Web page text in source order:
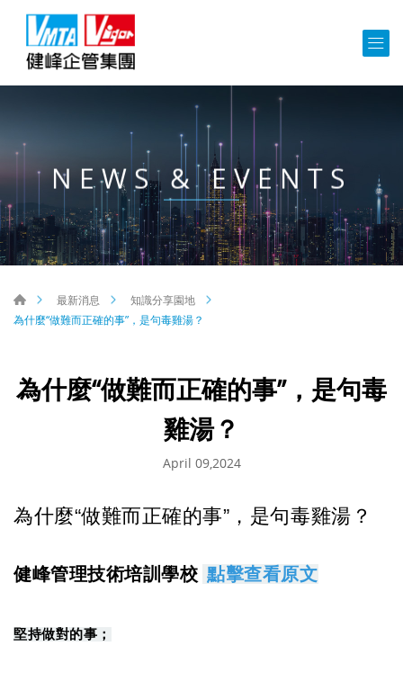
NEWS & EVENTS
最新消息
知識分享園地
為什麼“做難而正確的事”，是句毒雞湯？
為什麼“做難而正確的事”，是句毒
雞湯？
April 09,2024
為什麼“做難而正確的事”，是句毒雞湯？
健峰管理技術培訓學校 點擊查看原文
堅持做對的事；